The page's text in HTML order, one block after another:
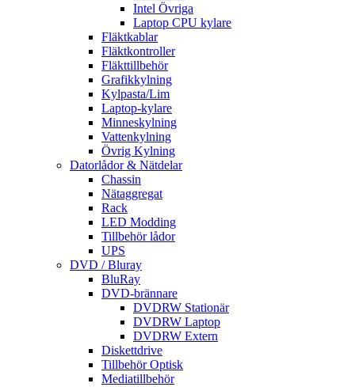
Intel Övriga
Laptop CPU kylare
Fläktkablar
Fläktkontroller
Fläkttillbehör
Grafikkylning
Kylpasta/Lim
Laptop-kylare
Minneskylning
Vattenkylning
Övrig Kylning
Datorlådor & Nätdelar
Chassin
Nätaggregat
Rack
LED Modding
Tillbehör lådor
UPS
DVD / Bluray
BluRay
DVD-brännare
DVDRW Stationär
DVDRW Laptop
DVDRW Extern
Diskettdrive
Tillbehör Optisk
Mediatillbehör